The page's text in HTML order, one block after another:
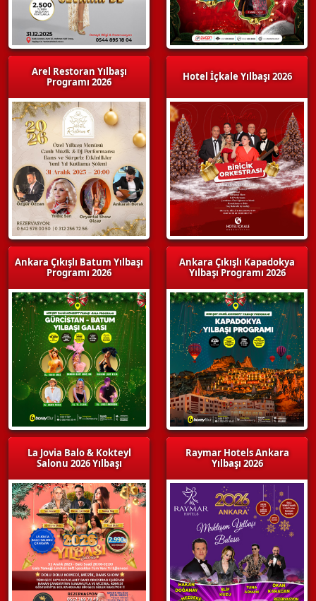
Arel Restoran Yılbaşı
Programı 2026
Ankara Çıkışlı Batum Yılbaşı
Programı 2026
La Jovia Balo & Kokteyl
Salonu 2026 Yılbaşı
Hotel İçkale Yılbaşı 2026
Ankara Çıkışlı Kapadokya
Yılbaşı Programı 2026
Raymar Hotels Ankara
Yılbaşı 2026